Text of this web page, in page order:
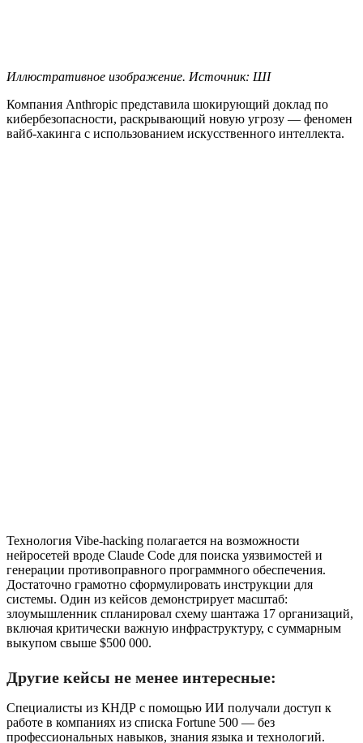
Иллюстративное изображение. Источник: ШІ
Компания Anthropic представила шокирующий доклад по
кибербезопасности, раскрывающий новую угрозу — феномен
вайб-хакинга с использованием искусственного интеллекта.
Технология Vibe-hacking полагается на возможности
нейросетей вроде Claude Code для поиска уязвимостей и
генерации противоправного программного обеспечения.
Достаточно грамотно сформулировать инструкции для
системы. Один из кейсов демонстрирует масштаб:
злоумышленник спланировал схему шантажа 17 организаций,
включая критически важную инфраструктуру, с суммарным
выкупом свыше $500 000.
Другие кейсы не менее интересные:
Специалисты из КНДР с помощью ИИ получали доступ к
работе в компаниях из списка Fortune 500 — без
профессиональных навыков, знания языка и технологий.